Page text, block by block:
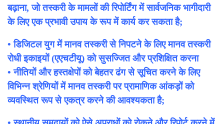
बढ़ाना, जो तस्करी के मामलों की रिपोर्टिंग में सार्वजनिक भागीदारी
के लिए एक प्रभावी उपाय के रूप में कार्य कर सकता है;
• डिजिटल युग में मानव तस्करी से निपटने के लिए मानव तस्करी
रोधी इकाइयों (एएचटीयू) को सुसज्जित और प्रशिक्षित करना
• नीतियों और हस्तक्षेपों को बेहतर ढंग से सूचित करने के लिए
विभिन्न श्रेणियों में मानव तस्करी पर प्रामाणिक आंकड़ों को
व्यवस्थित रूप से एकत्र करने की आवश्यकता है;